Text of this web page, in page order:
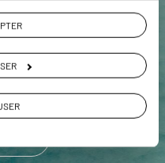
géolocalisées